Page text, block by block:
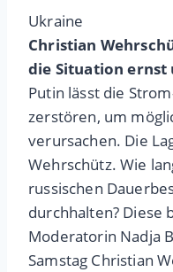
Ukraine
Christian
die Situation ernst
Putin lässt die
zerstören, um
verursachen. Die
Wehrschütz. Wie
russischen
durchhalten? Diese
Moderatorin Nadja
Samstag Christian